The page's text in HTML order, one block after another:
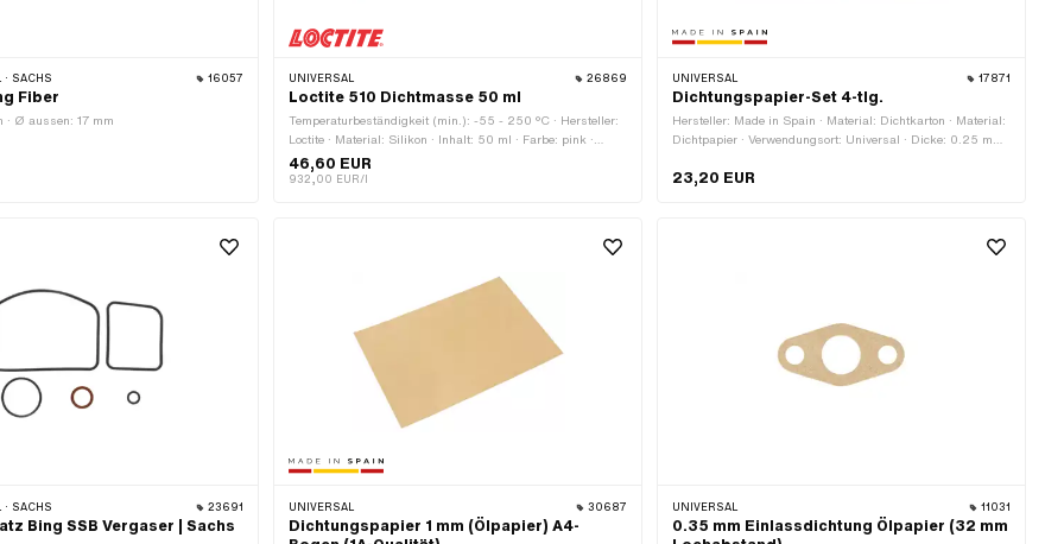
· SACHS 16057
Fiber
· Ø aussen: 17 mm
UNIVERSAL 26869
Loctite 510 Dichtmasse 50 ml
Temperaturbeständigkeit (min.): -55 - 250 °C · Hersteller:
Loctite · Material: Silikon · Inhalt: 50 ml · Farbe: pink ·
Gefahrenhinweis: Kann allergische Hautreaktionen
verursachen · Gefahrenhinweis: Kann die Atemwege reizen
46,60 EUR
932,00 EUR/l
UNIVERSAL 17871
Dichtungspapier-Set 4-tlg.
Hersteller: Made in Spain · Material: Dichtkarton · Material:
Dichtpapier · Verwendungsort: Universal · Dicke: 0.25 mm
23,20 EUR
· SACHS 23691
Bing SSB Vergaser | Sachs
UNIVERSAL 30687
Dichtungspapier 1 mm (Ölpapier) A4-
UNIVERSAL 11031
0.35 mm Einlassdichtung Ölpapier (32 mm